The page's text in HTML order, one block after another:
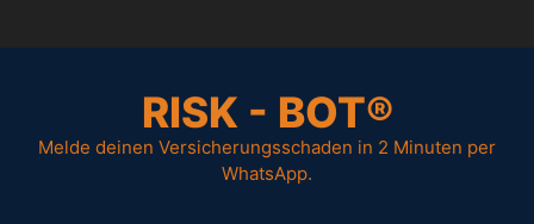
RISK - BOT®
Melde deinen Versicherungsschaden in 2 Minuten per
WhatsApp.